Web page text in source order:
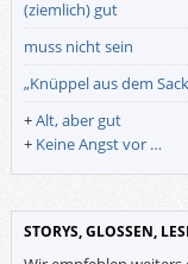
(ziemlich) gut
muss nicht sein
„Knüppel aus dem
+Alt, aber gut
+ Keine Angst vor …
STORYS, GLOSSEN,